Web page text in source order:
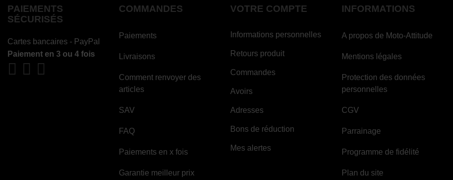
PAIEMENTS
SÉCURISÉS
Cartes bancaires - PayPal
Paiement en 3 ou 4 fois
COMMANDES
Paiements
Livraisons
Comment renvoyer des
articles
SAV
FAQ
Paiements en x fois
Garantie meilleur prix
VOTRE COMPTE
Informations personnelles
Retours produit
Commandes
Avoirs
Adresses
Bons de réduction
Mes alertes
INFORMATIONS
A propos de Moto-Attitude
Mentions légales
Protection des données
personnelles
CGV
Parrainage
Programme de fidélité
Plan du site